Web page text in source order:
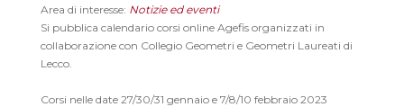
Area di interesse: Notizie ed eventi
Si pubblica calendario corsi online Agefis organizzati in
collaborazione con Collegio Geometri e Geometri Laureati di
Lecco.
Corsi nelle date 27/30/31 gennaio e 7/8/10 febbraio 2023